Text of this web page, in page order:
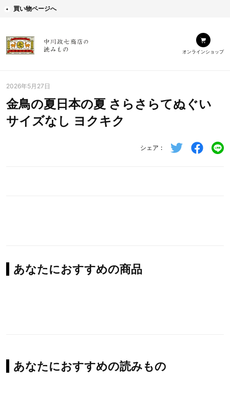
買い物ページへ
オンラインショップ
2026年5月27日
金鳥の夏日本の夏 さらさらてぬぐい
サイズなし ヨクキク
シェア
あなたにおすすめの商品
あなたにおすすめの読みもの